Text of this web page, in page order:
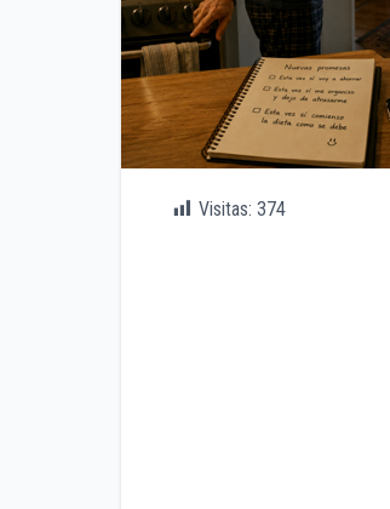
Visitas: 374